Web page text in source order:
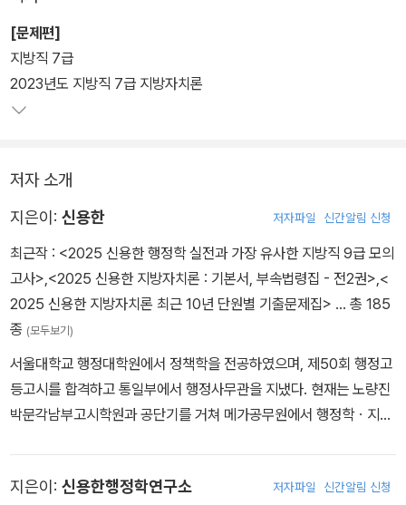
있다. 문제별로 ‘상/중/하’ 난도와 ‘SUMMARY’를 제시하여 효율적
으로 학습할 수 있으며, 『2024 신용한 지방자치론 기본서』의 페이지
를 문항별로 기재하여 빠른 연계학습까지 가능하다.
[문제편]
지방직 7급
2023년도 지방직 7급 지방자치론
저자 소개
지은이: 신용한 저자파일 신간알림 신청
최근작 : <2025 신용한 행정학 실전과 가장 유사한 지방직 9급 모의
고사>,<2025 신용한 지방자치론 : 기본서, 부속법령집 - 전2권>,<
2025 신용한 지방자치론 최근 10년 단원별 기출문제집> … 총 185
종 (모두보기)
서울대학교 행정대학원에서 정책학을 전공하였으며, 제50회 행정고
등고시를 합격하고 통일부에서 행정사무관을 지냈다. 현재는 노량진
박문각남부고시학원과 공단기를 거쳐 메가공무원에서 행정학ㆍ지방
출문제집』, 『신용한 행정학 합격노트』, 『신용한 행정학 비교불가 행
지은이: 신용한행정학연구소 저자파일 신간알림 신청